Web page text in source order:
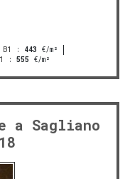
: 443 €/m²
: 555 €/m²
a Sagliano